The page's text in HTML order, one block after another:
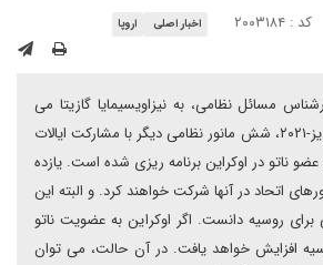
کد : ۲۰۰۳۱۸۴ اخبار اصلی اروپا
مسائل نظامی، به نیزاویسیمایا گازیتا می
گوید که «علاوه بر سی بریز-۲۰۲۱، شش مانور نظامی دیگر با مشارکت ایالات
ناتو در اوکراین برنامه ریزی شده است. یازده
اتحاد در آنها شرکت خواهند کرد. و البته این
برای روسیه دانست. اگر اوکراین به عضویت ناتو
افزایش خواهد یافت. در آن حالت، می توان